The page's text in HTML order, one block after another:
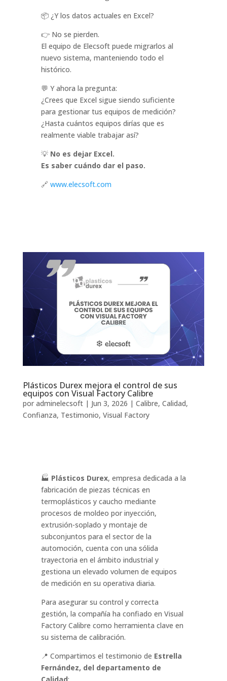
📦 ¿Y los datos actuales en Excel?
👉 No se pierden.
El equipo de Elecsoft puede migrarlos al
nuevo sistema, manteniendo todo el
histórico.
💬 Y ahora la pregunta:
¿Crees que Excel sigue siendo suficiente
para gestionar tus equipos de medición?
¿Hasta cuántos equipos dirías que es
realmente viable trabajar así?
💡 No es dejar Excel.
Es saber cuándo dar el paso.
🔗 www.elecsoft.com
Plásticos Durex mejora el control de sus
equipos con Visual Factory Calibre
por adminelecsoft| Jun 3, 2026 | Calibre, Calidad,
Confianza, Testimonio, Visual Factory
🏭 Plásticos Durex, empresa dedicada a la
fabricación de piezas técnicas en
termoplásticos y caucho mediante
procesos de moldeo por inyección,
extrusión-soplado y montaje de
subconjuntos para el sector de la
automoción, cuenta con una sólida
trayectoria en el ámbito industrial y
gestiona un elevado volumen de equipos
de medición en su operativa diaria.
Para asegurar su control y correcta
gestión, la compañía ha confiado en Visual
Factory Calibre como herramienta clave en
su sistema de calibración.
📍 Compartimos el testimonio de Estrella
Fernández, del departamento de